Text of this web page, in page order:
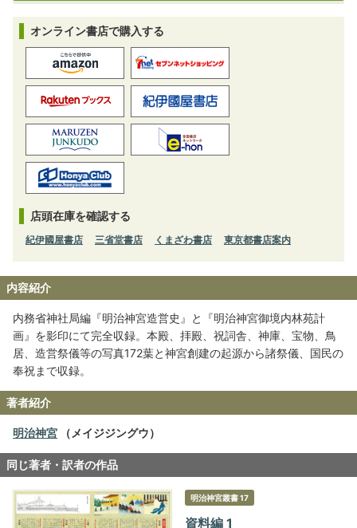
オンライン書店で購入する
店頭在庫を確認する
紀伊國屋書店 三省堂書店 くまざわ書店 東京都書店案内
内容紹介
内務省神社局編『明治神宮造営史』と『明治神宮御境内林苑計
画』を影印にて完全収録。本殿、拝殿、祝詞舎、神庫、宝物、鳥
居、造営祭儀等の写真172葉と神宮創建の起源から諸祭儀、国民の
奉祝まで収録。
著者紹介
明治神宮 （メイジジングウ）
同じ著者・訳者の作品
明治神宮叢書 17
資料編 1